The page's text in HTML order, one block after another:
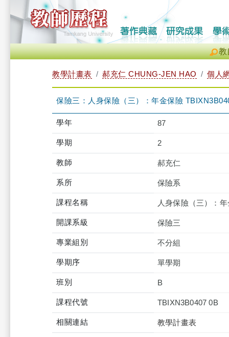
教
教學計畫表 郝充仁 CHUNG-JEN HAO 個人
保險三：人身保險（三）：年金保險
學年 87
學期 2
教師 郝充仁
系所 保險系
課程名稱 人身保險（三）：
開課系級 保險三
專業組別 不分組
學期序 單學期
班別 B
課程代號 TBIXN3B0407 0B
相關連結 教學計畫表